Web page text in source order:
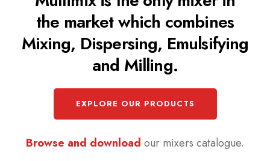
the market which combines
Mixing, Dispersing, Emulsifying
and Milling.
EXPLORE OUR PRODUCTS
Browse and download our mixers catalogue.